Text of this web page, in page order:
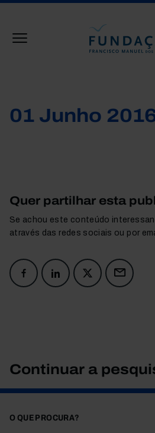
01 Junho
Quer partilhar esta
Se achou este conteúdo
através das redes sociais ou por
Continuar a
O QUE PROCURA?